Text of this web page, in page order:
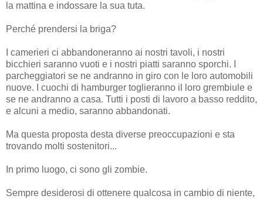
la mattina e indossare la sua tuta.
Perché prendersi la briga?
I camerieri ci abbandoneranno ai nostri tavoli, i nostri
bicchieri saranno vuoti e i nostri piatti saranno sporchi. I
parcheggiatori se ne andranno in giro con le loro automobili
nuove. I cuochi di hamburger toglieranno il loro grembiule e
se ne andranno a casa. Tutti i posti di lavoro a basso reddito,
e alcuni a medio, saranno abbandonati.
Ma questa proposta desta diverse preoccupazioni e sta
trovando molti sostenitori...
In primo luogo, ci sono gli zombie.
Sempre desiderosi di ottenere qualcosa in cambio di niente,